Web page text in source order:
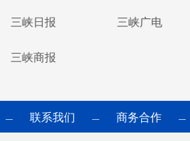
三峡日报 三峡广电
三峡商报
— 联系我们 — 商务合作 —